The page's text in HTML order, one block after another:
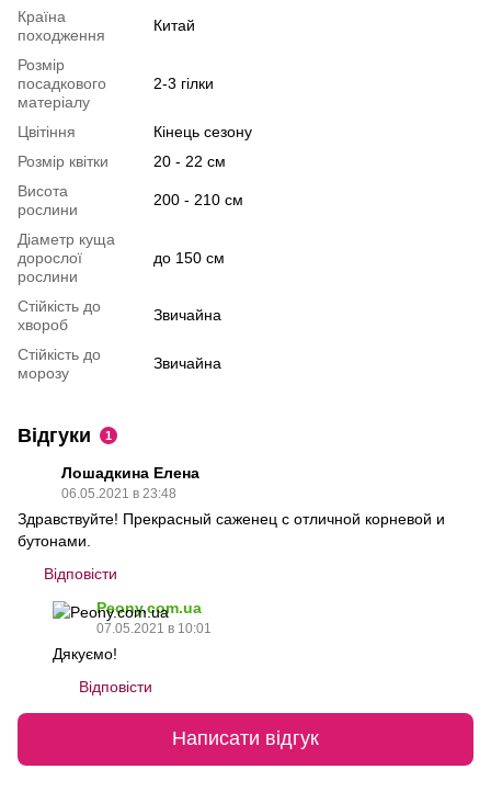
Країна
походження
Китай
Розмір
посадкового
матеріалу
2-3 гiлки
Цвiтiння
Кінець сезону
Розмiр квiтки
20 - 22 см
Висота
рослини
200 - 210 см
Дiаметр куща
дорослої
рослини
до 150 см
Стiйкiсть до
хвороб
Звичайна
Стiйкiсть до
морозу
Звичайна
Відгуки 1
Лошадкина Елена
06.05.2021 в 23:48
Здравствуйте! Прекрасный саженец с отличной корневой и
бутонами.
Відповісти
Peony.com.ua
07.05.2021 в 10:01
Дякуємо!
Відповісти
Написати відгук